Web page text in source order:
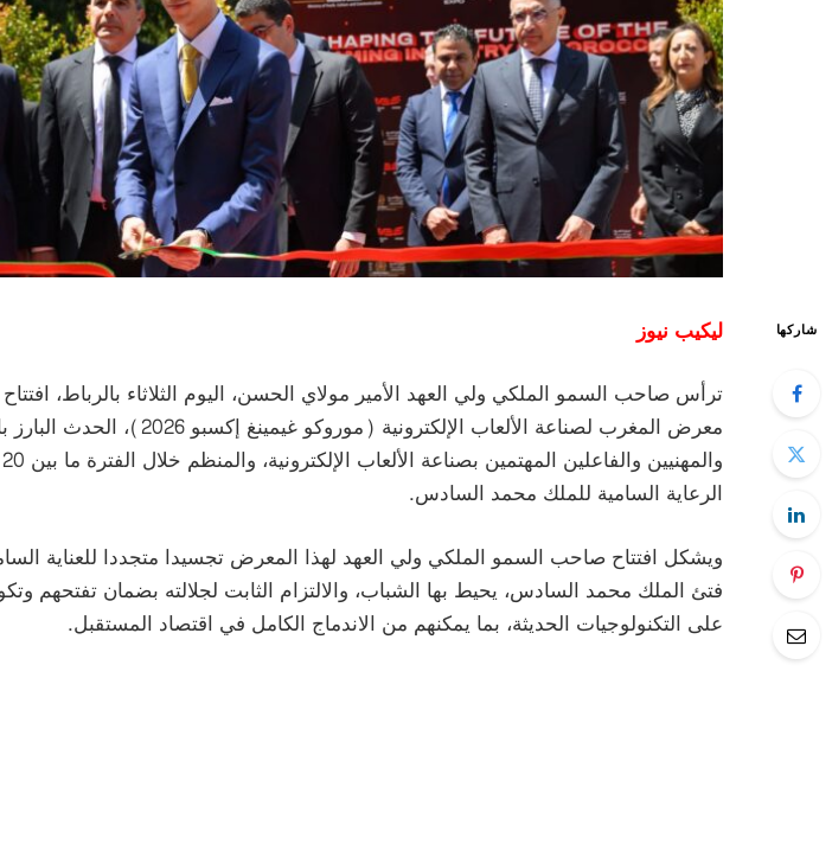
شاركها
ليكيب نيوز
ترأس صاحب السمو الملكي ولي العهد الأمير مولاي الحسن، اليوم الثلاثاء بالرباط، افتتاح
معرض المغرب لصناعة الألعاب الإلكترونية (موروكو
الرعاية السامية للملك محمد السادس.
ويشكل افتتاح صاحب السمو الملكي ولي العهد لهذا المعرض تجسيدا متجددا للعناية
فتئ الملك محمد السادس، يحيط بها الشباب، والالتزام الثابت لجلالته بضمان تفتحهم
على التكنولوجيات الحديثة، بما يمكنهم من الاندماج الكامل في اقتصاد المستقبل.